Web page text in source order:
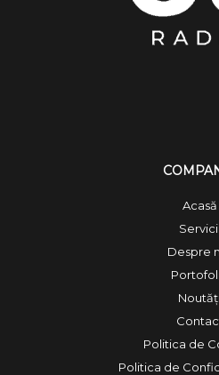
Acasă
Despre
Politica de
Politica de